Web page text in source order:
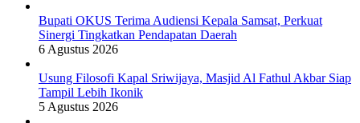
Bupati OKUS Terima Audiensi Kepala Samsat, Perkuat
Sinergi Tingkatkan Pendapatan Daerah
6 Agustus 2026
Usung Filosofi Kapal Sriwijaya, Masjid Al Fathul Akbar Siap
Tampil Lebih Ikonik
5 Agustus 2026